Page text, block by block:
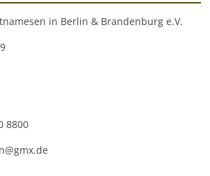
in Berlin & Brandenburg e.V.
8800